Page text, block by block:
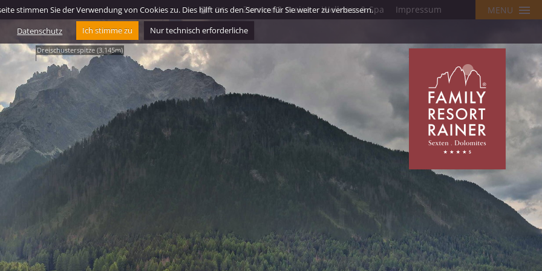
stimmen Sie der Verwendung von Cookies zu. Dies hilft uns den Service für Sie weiter zu verbessern.
Datenschutz
Ich stimme zu Nur technisch erforderliche
Dreischusterspitze (3.145m)
MENU
DE Zimmer & Preise Wellness & Spa Impressum